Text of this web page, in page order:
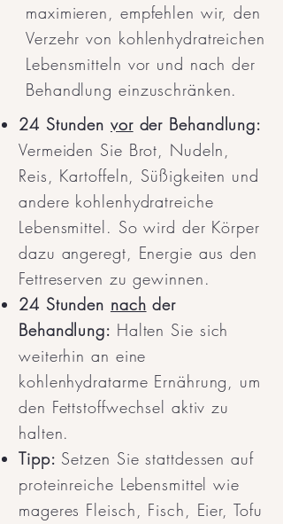
maximieren, empfehlen wir, den
Verzehr von kohlenhydratreichen
Lebensmitteln vor und nach der
Behandlung einzuschränken.
24 Stunden vorder Behandlung:
Vermeiden Sie Brot, Nudeln,
Reis, Kartoffeln, Süßigkeiten und
andere kohlenhydratreiche
Lebensmittel. So wird der Körper
dazu angeregt, Energie aus den
Fettreserven zu gewinnen.
24 Stunden nach der
Behandlung: Halten Sie sich
weiterhin an eine
kohlenhydratarme Ernährung, um
den Fettstoffwechsel aktiv zu
halten.
Tipp: Setzen Sie stattdessen auf
proteinreiche Lebensmittel wie
mageres Fleisch, Fisch, Eier, Tofu